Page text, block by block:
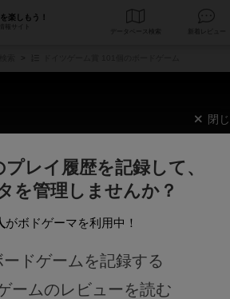
楽しもう！
報サイト
データベース
ー名、テーマ名、メカニクス名を対象にフリーワード検
ゲームデザイナー名を指定して検索でき
ゲームデザイナー
世界観や登場人物など
テーマ/フレーバー
閉
レイ履歴を記録して、
を管理しませんか？
がボドゲーマを利用中！
ドゲームを記録する
ームのレビューを読む